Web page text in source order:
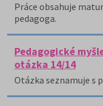
Práce obsahuje
pedagoga.
Pedagogické
otázka 14/14
Otázka seznamuje s